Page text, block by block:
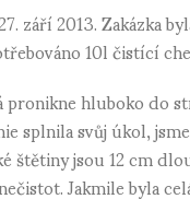
září 2013. Zakázka
10l čistící
hluboko do
splnila svůj úkol,
jsou 12 cm
Jakmile byla